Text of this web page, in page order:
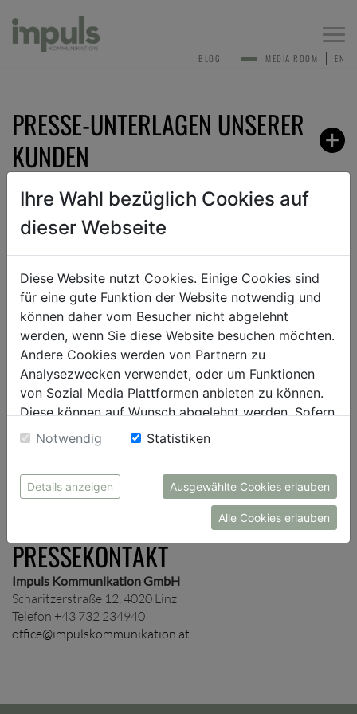
EN
MEDIA ROOM
BLOG
PRESSE-UNTERLAGEN UNSERER
KUNDEN
ZURÜCK
ANMELDEN ZUM PRESSEVERTEILER
Sehr gerne nehmen wir dich in unseren
Presseverteiler auf und schicken dir je nach Wunsch
unternehmens- und/oder themenspezifische
Presseinformationen zu.
PRESSEKONTAKT
Impuls Kommunikation GmbH
Scharitzerstraße 12, 4020 Linz
Telefon +43 732 234940
office@impulskommunikation.at
Ihre Wahl bezüglich Cookies auf
dieser Webseite
Diese Website nutzt Cookies. Einige Cookies sind
für eine gute Funktion der Website notwendig und
können daher vom Besucher nicht abgelehnt
werden, wenn Sie diese Website besuchen möchten.
Andere Cookies werden von Partnern zu
Analysezwecken verwendet, oder um Funktionen
von Sozial Media Plattformen anbieten zu können.
Diese können auf Wunsch abgelehnt werden. Sofern
sie unsere Webseite weiter nutzen, geben Sie
Einwilligung zu unseren Cookies.
Notwendig Statistiken
Details anzeigen Ausgewählte Cookies erlauben
Alle Cookies erlauben